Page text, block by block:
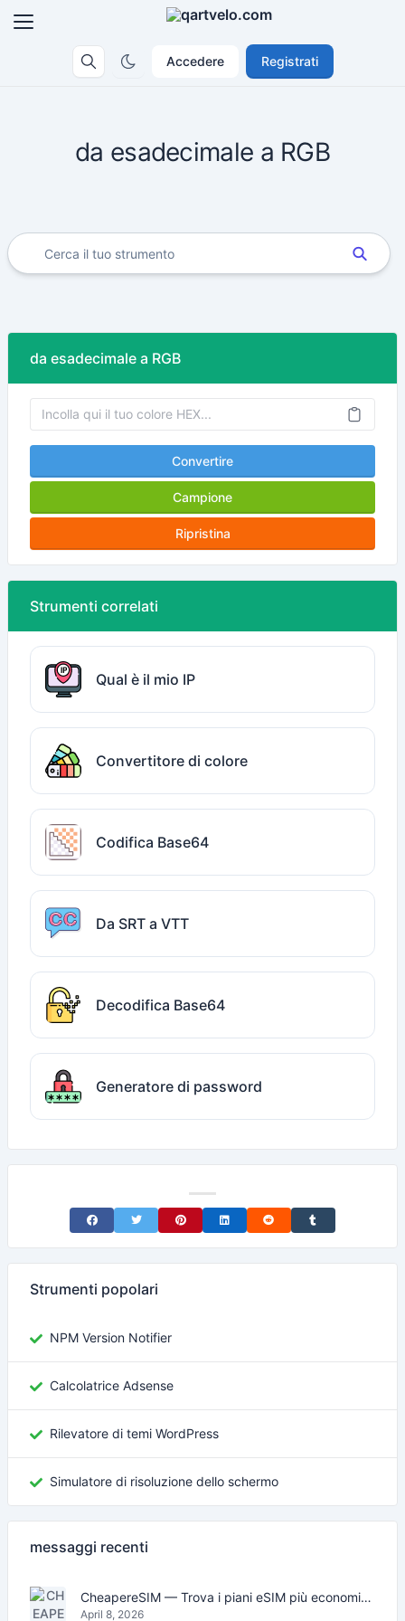
Accedere Registrati
da esadecimale a RGB
da esadecimale a RGB
Convertire
Campione
Ripristina
Strumenti correlati
Qual è il mio IP
Convertitore di colore
Codifica Base64
Da SRT a VTT
Decodifica Base64
Generatore di password
Share on Facebook
Share on TwitterShare on Pinterest
Share on LinkedIn
Share on RedditShare on Tumblr
Strumenti popolari
NPM Version Notifier
Calcolatrice Adsense
Rilevatore di temi WordPress
Simulatore di risoluzione dello schermo
messaggi recenti
CheapereSIM — Trova i piani eSIM più economici per viaggiare nel 2026
April 8, 2026